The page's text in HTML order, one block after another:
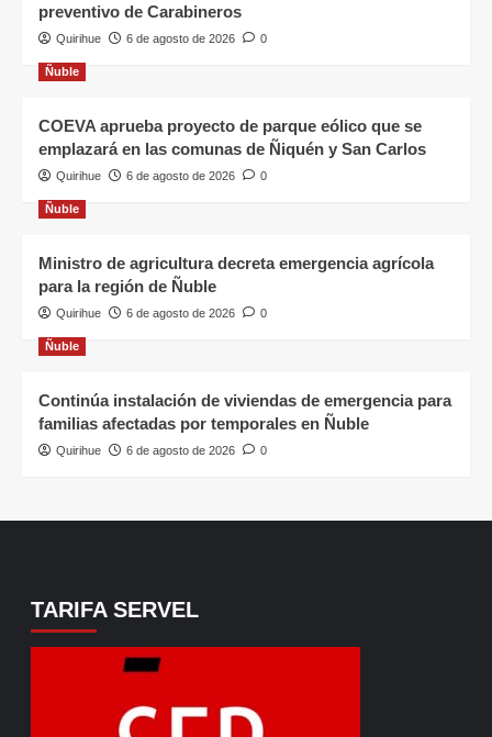
preventivo de Carabineros
Quirihue 6 de agosto de 2026 0
Ñuble
COEVA aprueba proyecto de parque eólico que se
emplazará en las comunas de Ñiquén y San Carlos
Quirihue 6 de agosto de 2026 0
Ñuble
Ministro de agricultura decreta emergencia agrícola
para la región de Ñuble
Quirihue 6 de agosto de 2026 0
Ñuble
Continúa instalación de viviendas de emergencia para
familias afectadas por temporales en Ñuble
Quirihue 6 de agosto de 2026 0
TARIFA SERVEL